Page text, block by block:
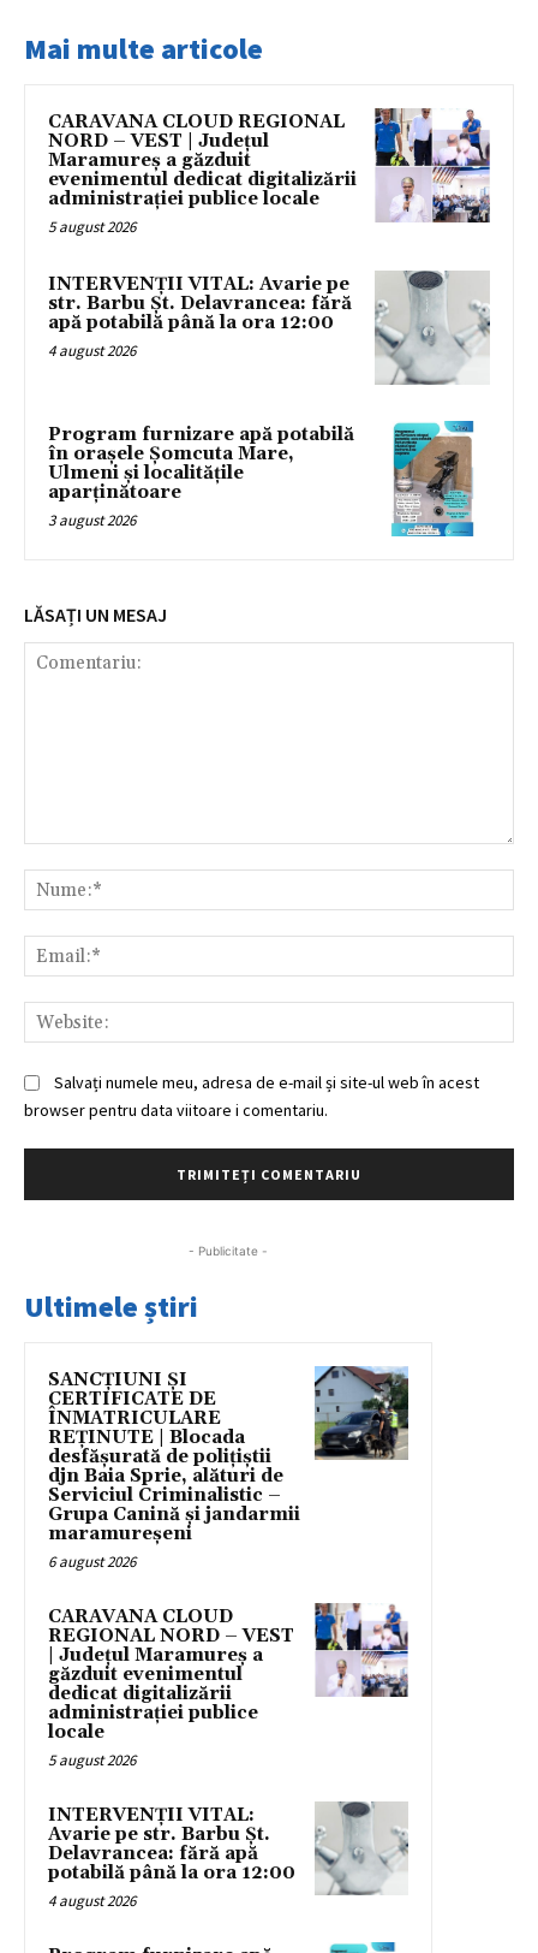
Mai multe articole
CARAVANA CLOUD REGIONAL
NORD – VEST | Județul
Maramureș a găzduit
evenimentul dedicat digitalizării
administrației publice locale
5 august 2026
INTERVENȚII VITAL: Avarie pe
str. Barbu Șt. Delavrancea: fără
apă potabilă până la ora 12:00
4 august 2026
Program furnizare apă potabilă
în orașele Șomcuta Mare,
Ulmeni și localitățile
aparținătoare
3 august 2026
LĂSAȚI UN MESAJ
Salvați numele meu, adresa de e-mail și site-ul web în acest
browser pentru data viitoare i comentariu.
- Publicitate -
Ultimele știri
SANCȚIUNI ȘI
CERTIFICATE DE
ÎNMATRICULARE
REȚINUTE | Blocada
desfășurată de polițiștii
djn Baia Sprie, alături de
Serviciul Criminalistic –
Grupa Canină și jandarmii
maramureșeni
6 august 2026
CARAVANA CLOUD
REGIONAL NORD – VEST
| Județul Maramureș a
găzduit evenimentul
dedicat digitalizării
administrației publice
locale
5 august 2026
INTERVENȚII VITAL:
Avarie pe str. Barbu Șt.
Delavrancea: fără apă
potabilă până la ora 12:00
4 august 2026